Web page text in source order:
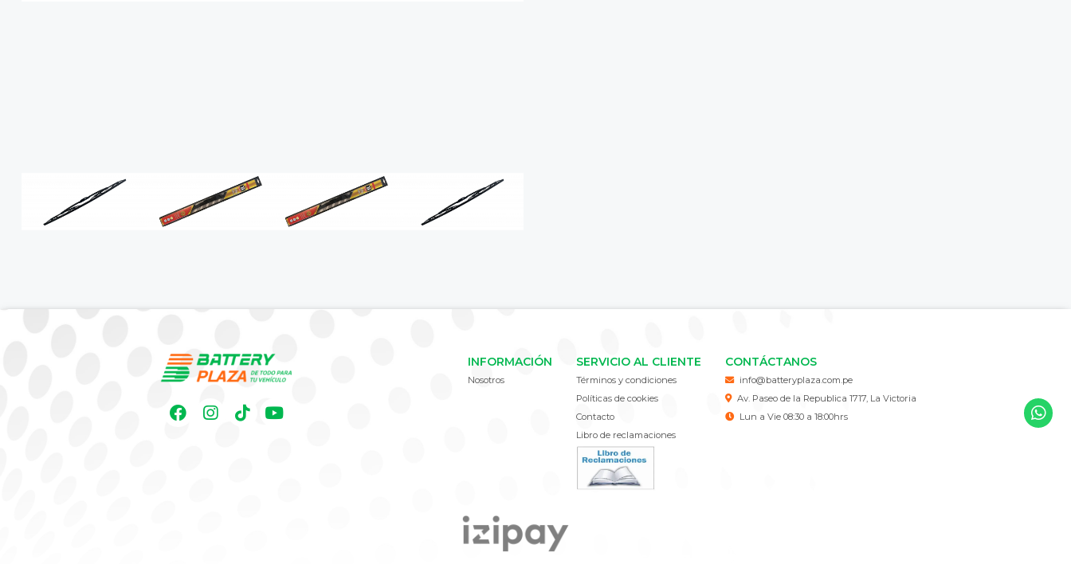
INFORMACIÓN
Nosotros
SERVICIO AL CLIENTE
Términos y condiciones
Políticas de cookies
Contacto
Libro de reclamaciones
CONTÁCTANOS
info@batteryplaza.com.pe
Av. Paseo de la Republica 1717, La Victoria
Lun a Vie 08:30 a 18:00hrs